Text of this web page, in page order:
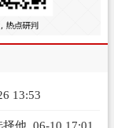
13:53